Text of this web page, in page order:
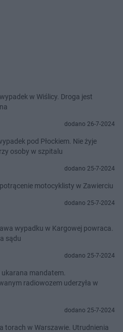
w Wiślicy. Droga jest
dodano 26-7-2024
pod Płockiem. Nie żyje
osoby w szpitalu
dodano 25-7-2024
motocyklisty w Zawierciu
dodano 25-7-2024
wypadku w Kargowej powraca.
sądu
dodano 25-7-2024
mandatem.
radiowozem uderzyła w
dodano 25-7-2024
torach w Warszawie. Utrudnienia